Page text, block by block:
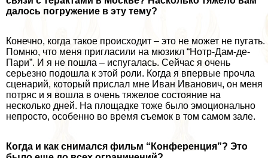
далось погружение в эту тему?
Конечно, когда такое происходит – это не может не пугать.
Помню, что меня пригласили на мюзикл “Нотр-Дам-де-
Пари”. И я не пошла – испугалась. Сейчас я очень
серьезно подошла к этой роли. Когда я впервые прочла
сценарий, который прислал мне Иван Иванович, он меня
потряс и я вошла в очень тяжелое состояние на
несколько дней. На площадке тоже было эмоционально
непросто, особенно во время съемок в том самом зале.
Когда и как снимался фильм “Конференция”? Это